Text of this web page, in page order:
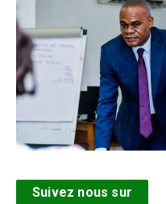
Suivez nous sur